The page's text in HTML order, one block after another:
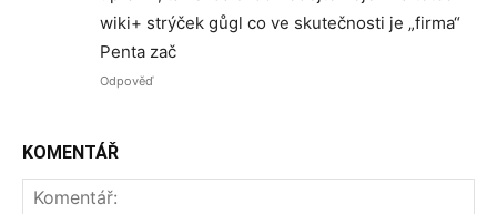
wiki+ strýček gůgl co ve skutečnosti je „firma“
Penta zač
Odpověď
KOMENTÁŘ